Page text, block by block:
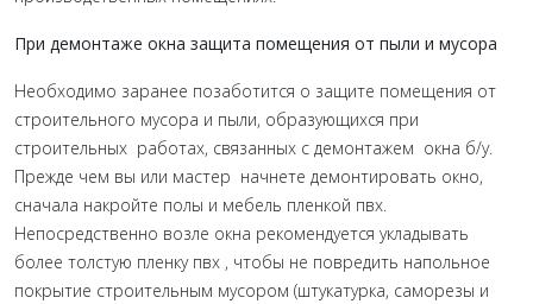
При демонтаже окна защита помещения от пыли и мусора
Необходимо заранее позаботится о защите помещения от
строительного мусора и пыли, образующихся при
строительных работах, связанных с демонтажем окна б/у.
Прежде чем вы или мастер начнете демонтировать окно,
сначала накройте полы и мебель пленкой пвх.
Непосредственно возле окна рекомендуется укладывать
более толстую пленку пвх , чтобы не повредить напольное
покрытие строительным мусором (штукатурка, саморезы и